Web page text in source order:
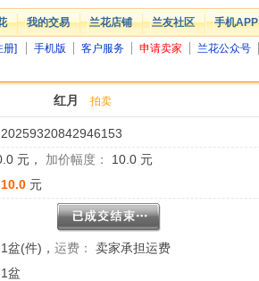
我的交易 兰花店铺 兰友社区 手机APP
册] 手机版 客户服务 申请卖家 兰花公众号
红月 拍卖
20259320842946153
元， 加价幅度： 10.0 元
10.0 元
1盆(件) ， 运费：
卖家承担运费
1盆